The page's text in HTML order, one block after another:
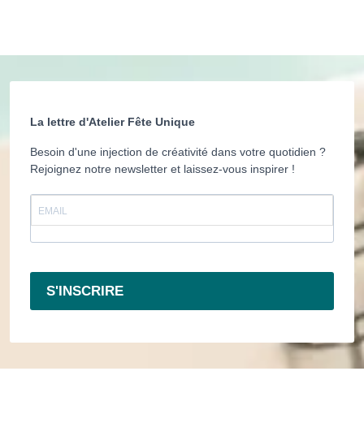
La lettre d'Atelier Fête Unique
Besoin d'une injection de créativité dans votre quotidien ?
Rejoignez notre newsletter et laissez-vous inspirer !
S'INSCRIRE